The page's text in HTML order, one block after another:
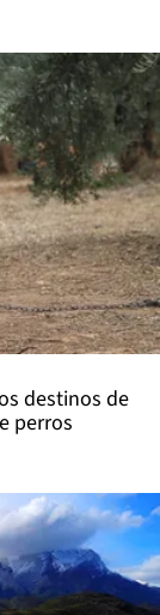
destinos de
perros